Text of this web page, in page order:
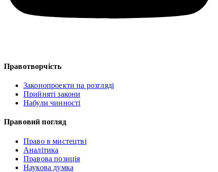
Правотворчість
Законопроекти на розгляді
Прийняті закони
Набули чинності
Правовий погляд
Право в мистецтві
Аналітика
Правова позиція
Наукова думка